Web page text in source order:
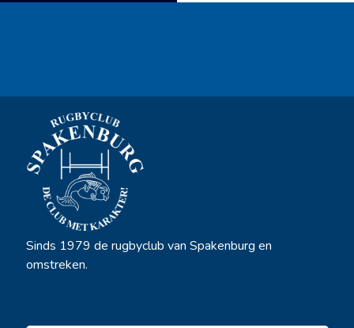
Sinds 1979 de rugbyclub van Spakenburg en
omstreken.